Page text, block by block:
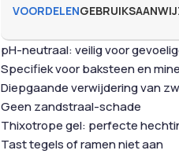
VOORDELEN
pH-neutraal: veilig voor
Specifiek voor baksteen en
Diepgaande verwijdering van
Geen zandstraal-schade
Thixotrope gel: perfecte
Tast tegels of ramen niet aan